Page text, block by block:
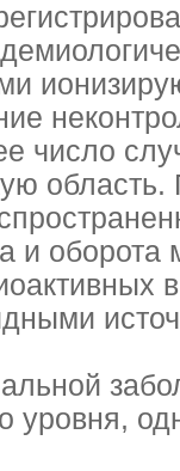
число
область.
и
уровня,